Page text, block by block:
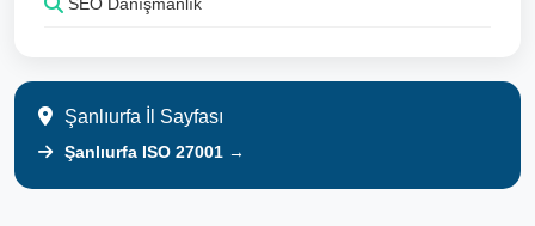
Şanlıurfa İl Sayfası
Şanlıurfa ISO 27001 →